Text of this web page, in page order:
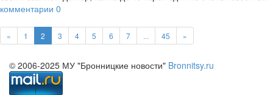
комментарии 0
« 1 2 3 4 5 6 7 45 »
© 2006-2025 МУ "Бронницкие новости" Bronnitsy.ru